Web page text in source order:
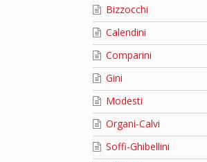
Bizzocchi
Calendini
Comparini
Gini
Modesti
Organi-Calvi
Soffi-Ghibellini